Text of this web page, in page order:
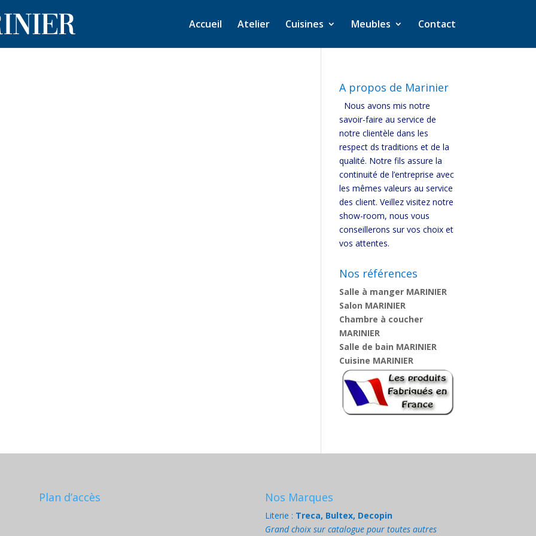
Accueil Atelier Cuisines Meubles Contact
A propos de Marinier
Nous avons mis notre
savoir-faire au service de
notre clientèle dans les
respect ds traditions et de la
qualité. Notre fils assure la
continuité de l’entreprise avec
les mêmes valeurs au service
des client. Veillez visitez notre
show-room, nous vous
conseillerons sur vos choix et
vos attentes.
Nos références
Salle à manger MARINIER
Salon MARINIER
Chambre à coucher
MARINIER
Salle de bain MARINIER
Cuisine MARINIER
Plan d’accès Nos Marques
Literie : Treca, Bultex, Decopin
Grand choix sur catalogue pour toutes autres